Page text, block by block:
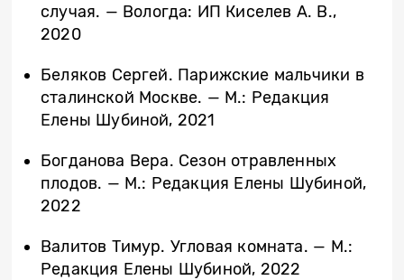
случая. — Вологда: ИП Киселев А. В.,
2020
Беляков Сергей. Парижские мальчики в
сталинской Москве. ­— М.: Редакция
Елены Шубиной, 2021
Богданова Вера. Сезон отравленных
плодов. — М.: Редакция Елены Шубиной,
2022
Валитов Тимур. Угловая комната. — М.:
Редакция Елены Шубиной, 2022